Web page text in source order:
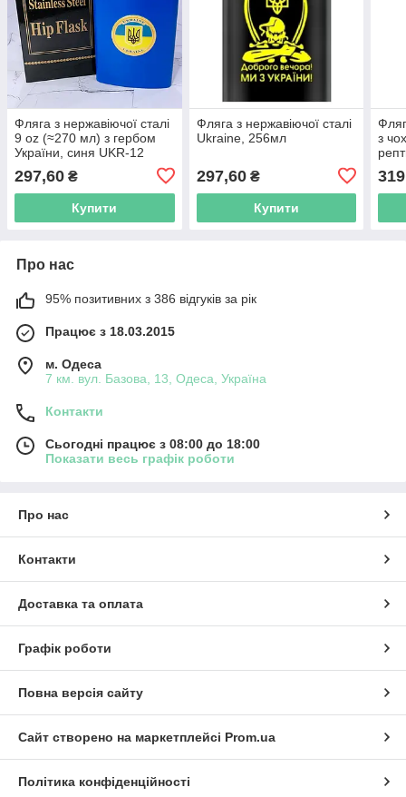
Фляга з нержавіючої сталі
9 oz (≈270 мл) з гербом
України, синя UKR-12
297,60 ₴
Купити
Фляга з нержавіючої сталі
Ukraine, 256мл
297,60₴
Купити
з
Про нас
95% позитивних з 386 відгуків за рік
Працює з 18.03.2015
м. Одеса
7 км. вул. Базова, 13, Одеса, Україна
Контакти
Сьогодні працює з 08:00 до 18:00
Показати весь графік роботи
Про нас
Контакти
Доставка та оплата
Графік роботи
Повна версія сайту
Сайт створено на маркетплейсі Prom.ua
Політика конфіденційності